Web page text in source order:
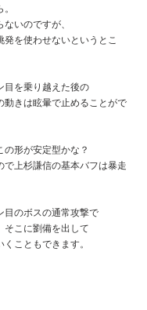
いのですが、
発を使わせないというとこ
目を乗り越えた後の
動きは眩暈で止めることがで
形が安定型かな？
で上杉謙信の基本バフは暴走
目のボスの通常攻撃で
そこに劉備を出して
こともできます。